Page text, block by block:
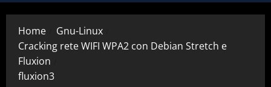
Home
Gnu-Linux
Cracking rete WIFI WPA2 con Debian Stretch e
Fluxion
fluxion3